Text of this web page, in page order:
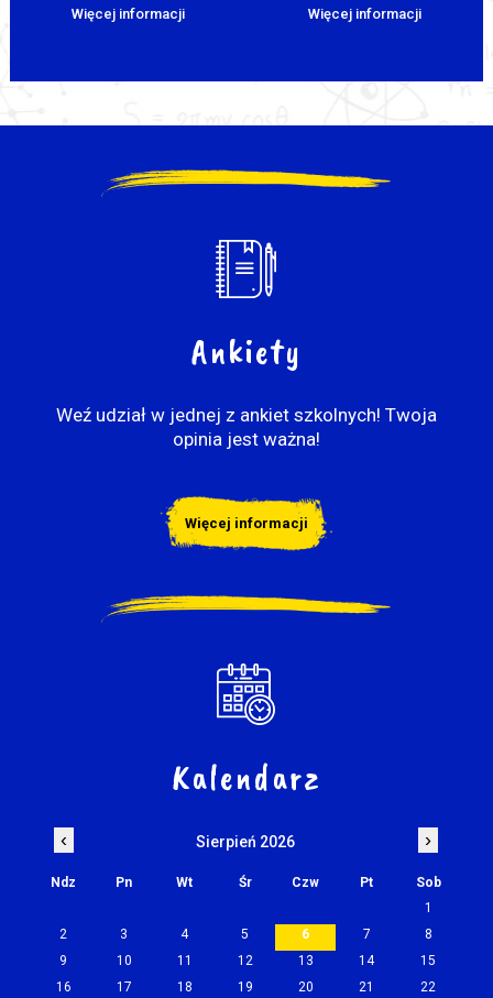
Więcej informacji Więcej informacji
Ankiety
Weź udział w jednej z ankiet szkolnych! Twoja
opinia jest ważna!
Więcej informacji
Kalendarz
‹ Sierpień 2026 ›
Ndz Pn Wt Śr Czw Pt
Sob
1
2
3 4 5 6 7
8
9
10 11 12 13 14
15
16
17 18 19 20 21
22